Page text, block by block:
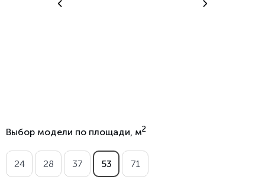
Выбор модели по площади, м2
24 28 37 53 71